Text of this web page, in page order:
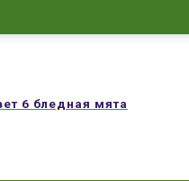
6 бледная мята